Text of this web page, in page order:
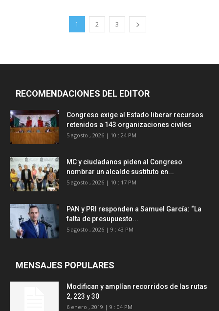
1 2 3
RECOMENDACIONES DEL EDITOR
Congreso exige al Estado liberar recursos
retenidos a 143 organizaciones civiles
5 agosto , 2026 | 10 : 24 PM
MC y ciudadanos piden al Congreso
nombrar un alcalde sustituto en...
5 agosto , 2026 | 10 : 17 PM
PAN y PRI responden a Samuel García: “La
falta de presupuesto...
5 agosto , 2026 | 9 : 43 PM
MENSAJES POPULARES
Modifican y amplían recorridos de las rutas
2, 223 y 30
6 enero , 2019 | 9 : 04 PM